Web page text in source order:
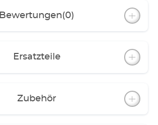
Bewertungen(0)
Ersatzteile
Zubehör